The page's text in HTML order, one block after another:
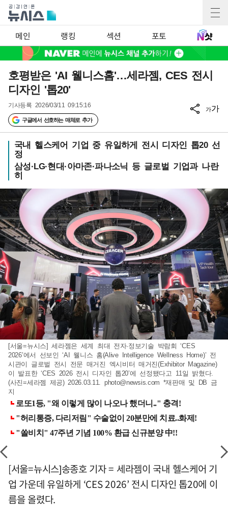
메인 랭킹 섹션 포토
호평받은 'AI 웰니스홈'…세라젬, CES 전시
디자인 '톱20'
기사등록 2026/03/11 09:15:16
구글에서 선호하는 매체로 추가
가가
국내 헬스케어 기업 중 유일하게 전시 디자인 톱20 선
정
삼성·LG·현대·아마존·파나소닉 등 글로벌 기업과 나란
히
[서울=뉴시스] 세라젬은 세계 최대 전자·정보기술 박람회 ‘CES
2026’에서 선보인 ‘AI 웰니스 홈(Alive Intelligence Wellness Home)’ 전
시관이 글로벌 전시 전문 매거진 엑시비터 매거진(Exhibitor Magazine)
이 발표한 ‘CES 2026 전시 디자인 톱20’에 선정됐다고 11일 밝혔다.
(사진=세라젬 제공) 2026.03.11. photo@newsis.com *재판매 및 DB 금
지
[서울=뉴시스]송종호 기자 = 세라젬이 국내 헬스케어 기
업 가운데 유일하게 ‘CES 2026’ 전시 디자인 톱20에 이
름을 올렸다.